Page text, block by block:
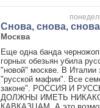
Снова, снова,
Москва
Еще одна банда
горных обезьян убила
"новой" москве. В Италии
"русской мафии". Все
законе". РОССИЯ И
ДОЛЖНЫ ИМЕТЬ